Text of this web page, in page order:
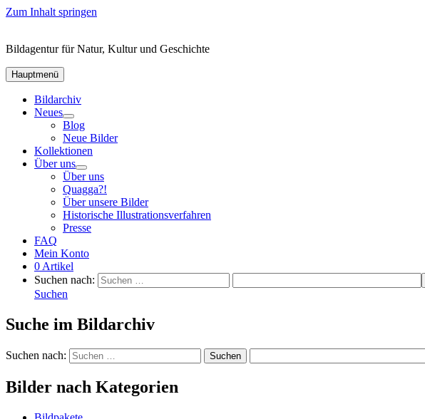
Zum Inhalt springen
Bildagentur für Natur, Kultur und Geschichte
Hauptmenü
Bildarchiv
Neues
Blog
Neue Bilder
Kollektionen
Über uns
Über uns
Quagga?!
Über unsere Bilder
Historische Illustrationsverfahren
Presse
FAQ
Mein Konto
0 Artikel
Suchen nach:
Suchen
Suche im Bildarchiv
Suchen nach:
Bilder nach Kategorien